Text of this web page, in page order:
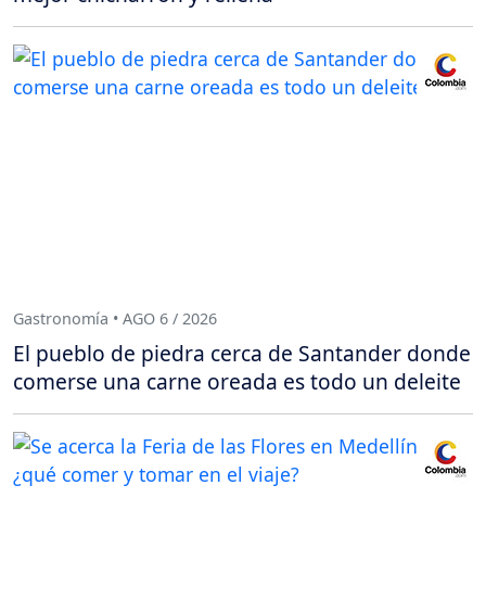
Gastronomía • AGO 6 / 2026
El pueblo de piedra cerca de Santander donde
comerse una carne oreada es todo un deleite